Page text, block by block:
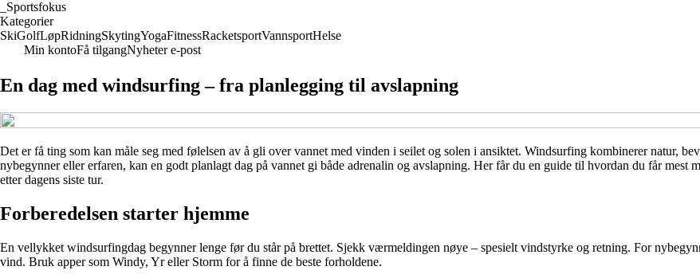
Sportsfokus
Kategorier
SkiGolfLøpRidningSkytingYogaFitnessRacketsportVannsportHelse
Min kontoFå tilgangNyheter e-post
En dag med windsurfing – fra planlegging til avslapning
Det er få ting som kan måle seg med følelsen av å gli over vannet med vinden i seilet og solen i ansiktet. Windsurfing kombinerer natur,
nybegynner eller erfaren, kan en godt planlagt dag på vannet gi både adrenalin og avslapning. Her får du en guide til hvordan du får
etter dagens siste tur.
Forberedelsen starter hjemme
En vellykket windsurfingdag begynner lenge før du står på brettet. Sjekk værmeldingen nøye – spesielt vindstyrke og retning. For
vind. Bruk apper som Windy, Yr eller Storm for å finne de beste forholdene.